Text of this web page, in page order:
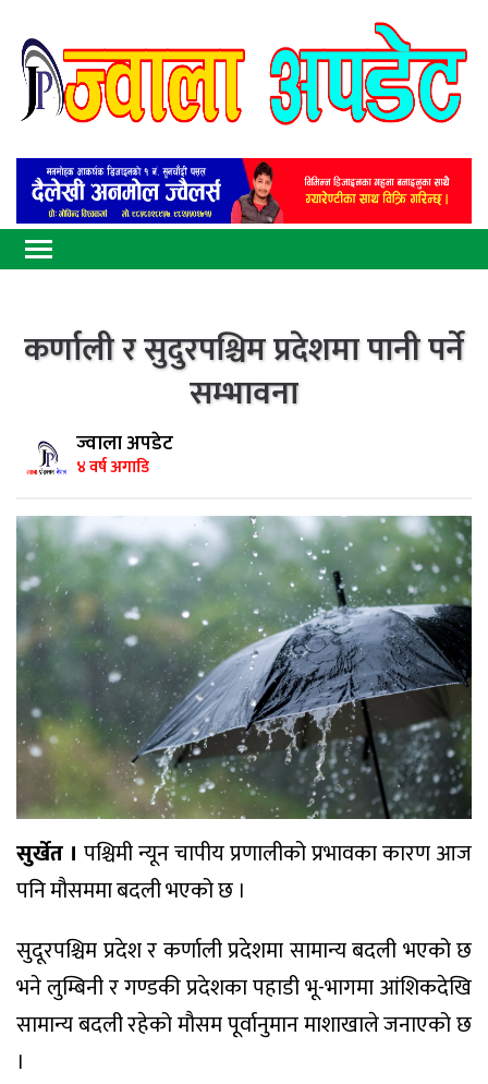
कर्णाली र सुदुरपश्चिम प्रदेशमा पानी पर्ने
सम्भावना
ज्वाला अपडेट
४ वर्ष अगाडि
सुर्खेत । पश्चिमी न्यून चापीय प्रणालीको प्रभावका कारण आज
पनि मौसममा बदली भएको छ ।
सुदूरपश्चिम प्रदेश र कर्णाली प्रदेशमा सामान्य बदली भएको छ
भने लुम्बिनी र गण्डकी प्रदेशका पहाडी भू-भागमा आंशिकदेखि
सामान्य बदली रहेको मौसम पूर्वानुमान माशाखाले जनाएको छ
।